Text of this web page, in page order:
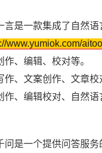
言是一款集成了自然
www.yumiok.com/
、编辑、校对等。
、文案创作、文章校
作、编辑校对、自然语
问是一个提供问答服